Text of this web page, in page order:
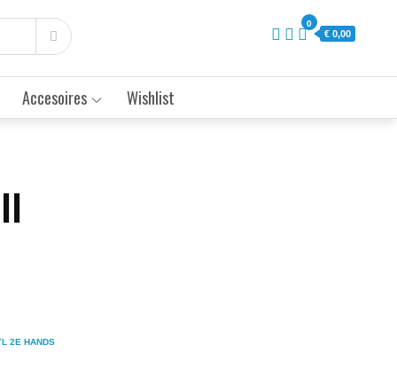
0
€ 0,00
Accesoires Wishlist
2E HANDS